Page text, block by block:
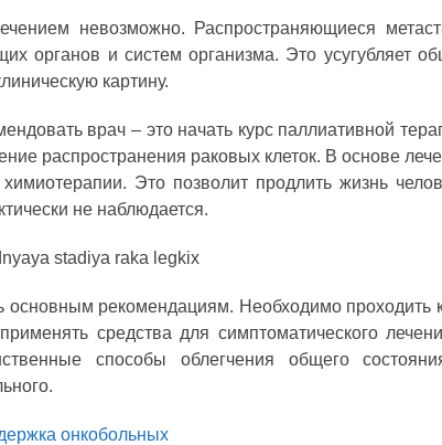
невозможно. Распространяющиеся
органов и систем организма. Это усугубляет
картину.
врач – это начать курс паллиативной
распространения раковых клеток. В основе
Это позволит продлить жизнь
не наблюдается.
основным рекомендациям. Необходимо проходить
средства для симптоматического
способы облегчения общего
онкобольных